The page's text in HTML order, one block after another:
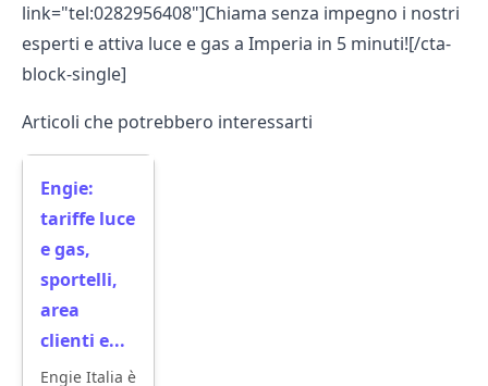
link="tel:0282956408"]Chiama senza impegno i nostri
esperti e attiva luce e gas a Imperia in 5 minuti![/cta-
block-single]
Articoli che potrebbero interessarti
Engie:
tariffe luce
e gas,
sportelli,
area
clienti e...
Engie Italia è